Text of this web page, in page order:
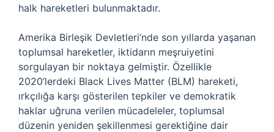
halk hareketleri bulunmaktadır.
Amerika Birleşik Devletleri’nde son yıllarda yaşanan
toplumsal hareketler, iktidarın meşruiyetini
sorgulayan bir noktaya gelmiştir. Özellikle
2020’lerdeki Black Lives Matter (BLM) hareketi,
ırkçılığa karşı gösterilen tepkiler ve demokratik
haklar uğruna verilen mücadeleler, toplumsal
düzenin yeniden şekillenmesi gerektiğine dair